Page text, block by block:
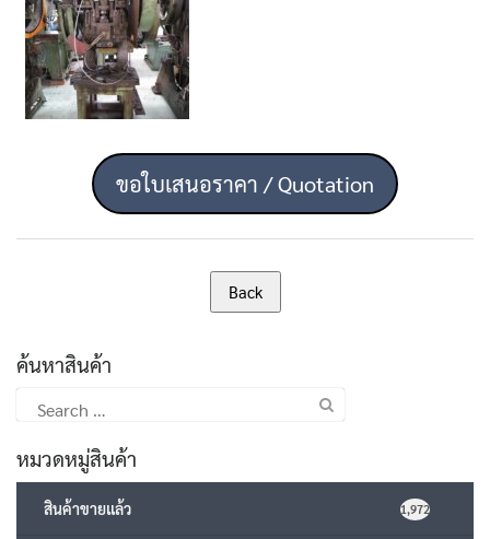
ขอใบเสนอราคา / Quotation
ค้นหาสินค้า
for:
หมวดหมู่สินค้า
สินค้าขายแล้ว 1,972